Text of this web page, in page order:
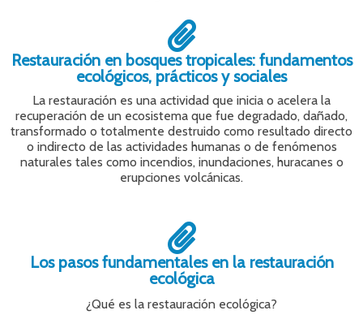
Restauración en bosques tropicales: fundamentos
ecológicos, prácticos y sociales
La restauración es una actividad que inicia o acelera la
recuperación de un ecosistema que fue degradado, dañado,
transformado o totalmente destruido como resultado directo
o indirecto de las actividades humanas o de fenómenos
naturales tales como incendios, inundaciones, huracanes o
erupciones volcánicas.
Los pasos fundamentales en la restauración
ecológica
¿Qué es la restauración ecológica?